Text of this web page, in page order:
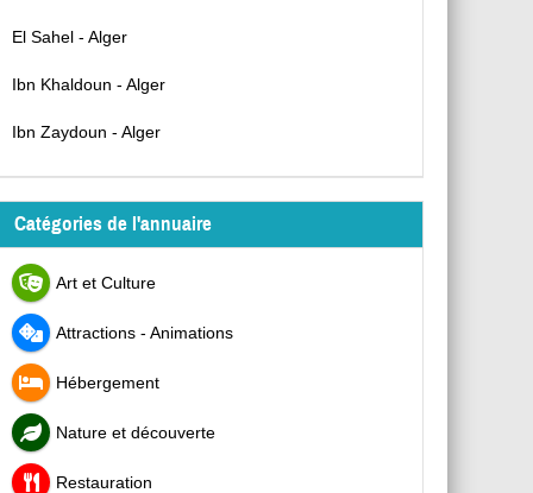
El Sahel - Alger
Ibn Khaldoun - Alger
Ibn Zaydoun - Alger
Catégories de l'annuaire
Art et Culture
Attractions - Animations
Hébergement
Nature et découverte
Restauration